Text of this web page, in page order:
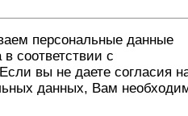
персональные данные
соответствии с
вы не даете согласия
данных, Вам